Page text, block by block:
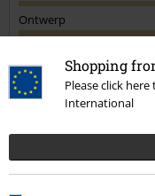
Shopping
Please click
International
Ontwerp
Geverifieerde recensie
Heeft deze recensie je